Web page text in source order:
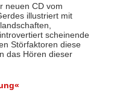
neuen CD vom
illustriert mit
scheinende
Störfaktoren diese
das Hören dieser